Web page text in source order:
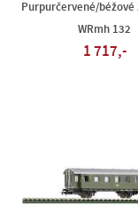
Purpurčervené/béžové
WRmh 132
1 717,-